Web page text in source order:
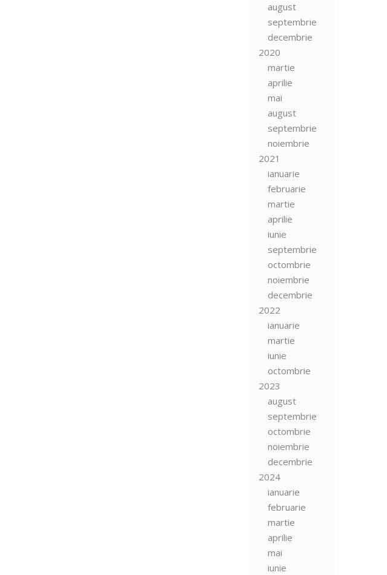
august
septembrie
decembrie
2020
martie
aprilie
mai
august
septembrie
noiembrie
2021
ianuarie
februarie
martie
aprilie
iunie
septembrie
octombrie
noiembrie
decembrie
2022
ianuarie
martie
iunie
octombrie
2023
august
septembrie
octombrie
noiembrie
decembrie
2024
ianuarie
februarie
martie
aprilie
mai
iunie